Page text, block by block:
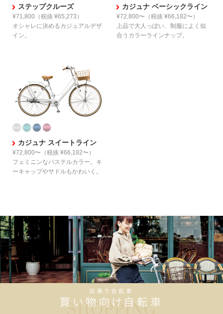
ステップクルーズ
¥71,800 （税抜 ¥65,273）
オシャレに決めるカジュアルデザ
イン。
カジュナ ベーシックライン
¥72,800〜 （税抜 ¥66,182〜）
上品で大人っぽい、制服によく似
合うカラーラインナップ。
カジュナ スイートライン
¥72,800〜 （税抜 ¥66,182〜）
フェミニンなパステルカラー。 キ
ーキャップやサドルもかわいく。